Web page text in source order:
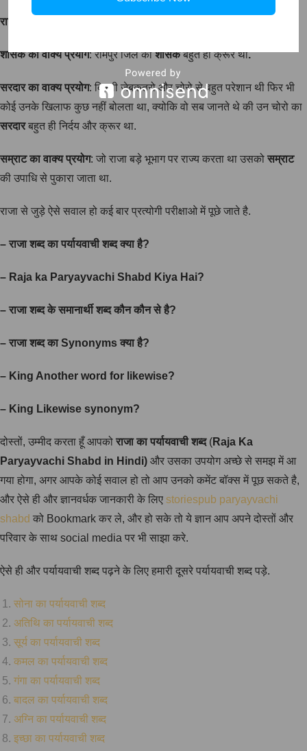
राजा
शासकका वाक्य प्रयोग: रामपुर जिले काशासकबहुत ही क्रूर था.
सरदार का वाक्य प्रयोग: दिल्ली जेबकतरो और चोरो से बहुत परेशान थी फिर भी
कोई उनके खिलाफ कुछ नहीं बोलता था, क्योकि वो सब जानते थे की उन चोरो का
सरदारबहुत ही निर्दय और क्रूर था.
सम्राट का वाक्य प्रयोग: जो राजा बड़े भूभाग पर राज्य करता था उसको सम्राट
की उपाधि से पुकारा जाता था.
राजा से जुड़े ऐसे सवाल हो कई बार प्रत्योगी परीक्षाओ में पूछे जाते है.
– राजा शब्द का पर्यायवाची शब्द क्या है?
– Raja ka Paryayvachi Shabd Kiya Hai?
– राजा शब्द के समानार्थी शब्द कौन कौन से है?
– राजा शब्द काSynonyms क्या है?
– King Another word for likewise?
– King Likewise synonym?
दोस्तों, उम्मीद करता हूँ आपको राजा का पर्यायवाची शब्द(Raja Ka
Paryayvachi Shabd in Hindi) और उसका उपयोग अच्छे से समझ में आ
गया होगा, अगर आपके कोई सवाल हो तो आप उनको कमेंट बॉक्स में पूछ सकते है,
और ऐसे ही और ज्ञानवर्धक जानकारी के लिए storiespub paryayvachi
shabd को Bookmark कर ले, और हो सके तो ये ज्ञान आप अपने दोस्तों और
परिवार के साथ social media पर भी साझा करे.
ऐसे ही और पर्यायवाची शब्द पढ़ने के लिए हमारी दूसरे पर्यायवाची शब्द पड़े.
सोना का पर्यायवाची शब्द
अतिथि का पर्यायवाची शब्द
सूर्य का पर्यायवाची शब्द
कमल का पर्यायवाची शब्द
गंगा का पर्यायवाची शब्द
बादल का पर्यायवाची शब्द
अग्नि का पर्यायवाची शब्द
इच्छा का पर्यायवाची शब्द